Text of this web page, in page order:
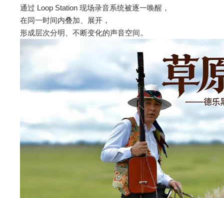
通过 Loop Station 现场录音系统被逐一唤醒，
在同一时间内叠加、展开，
形成层次分明、不断变化的声音空间。